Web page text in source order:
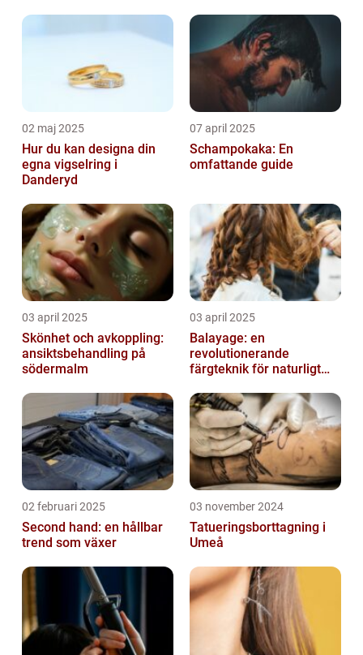
02 maj 2025
Hur du kan designa din
egna vigselring i
Danderyd
07 april 2025
Schampokaka: En
omfattande guide
03 april 2025
Skönhet och avkoppling:
ansiktsbehandling på
södermalm
03 april 2025
Balayage: en
revolutionerande
färgteknik för naturligt
02 februari 2025
Second hand: en hållbar
trend som växer
03 november 2024
Tatueringsborttagning i
Umeå